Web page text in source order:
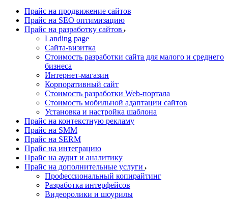
Прайс на продвижение сайтов
Прайс на SEO оптимизацию
Прайс на разработку сайтов
Landing page
Cайта-визитка
Стоимость разработки сайта для малого и среднего
бизнеса
Интернет-магазин
Корпоративный сайт
Стоимость разработки Web-портала
Стоимость мобильной адаптации сайтов
Установка и настройка шаблона
Прайс на контекстную рекламу
Прайс на SMM
Прайс на SERM
Прайс на интеграцию
Прайс на аудит и аналитику
Прайс на дополнительные услуги
Профессиональный копирайтинг
Разработка интерфейсов
Видеоролики и шоурилы